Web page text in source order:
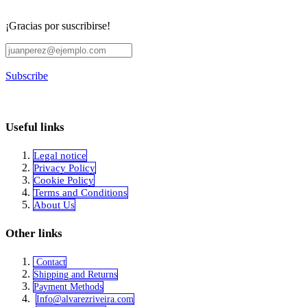
¡Gracias por suscribirse!
Subscribe
Useful links
Legal notice
Privacy Policy
Cookie Policy
Terms and Conditions
About Us
Other links
Contact
Shipping and Returns
Payment Methods
Info@alvar​​ezriveira.com